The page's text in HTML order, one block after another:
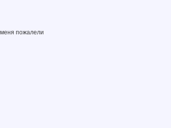
пожалели